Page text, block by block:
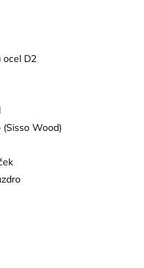
ocel D2
Wood)